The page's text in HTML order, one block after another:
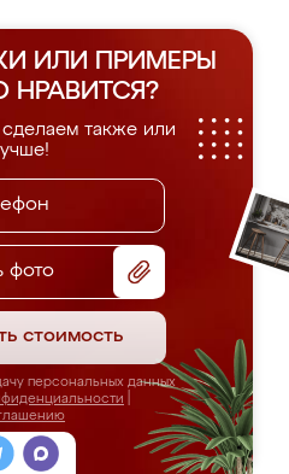
ИЛИ ПРИМЕРЫ
НРАВИТСЯ?
также или
фото
стоимость
персональных данных